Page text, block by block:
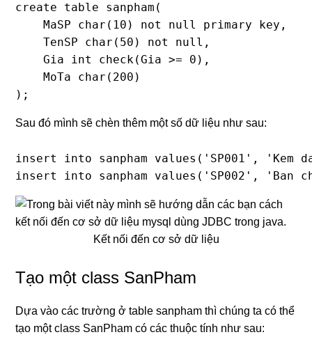
create table sanpham(
    MaSP char(10) not null primary key,
    TenSP char(50) not null,
    Gia int check(Gia >= 0),
    MoTa char(200)
);
Sau đó mình sẽ chèn thêm một số dữ liệu như sau:
insert into sanpham values('SP001', 'Kem
insert into sanpham values('SP002', 'Ban
Kết nối đến cơ sở dữ liệu
Tạo một class SanPham
Dựa vào các trường ở table sanpham thì chúng ta có thể
tạo một class SanPham có các thuộc tính như sau: